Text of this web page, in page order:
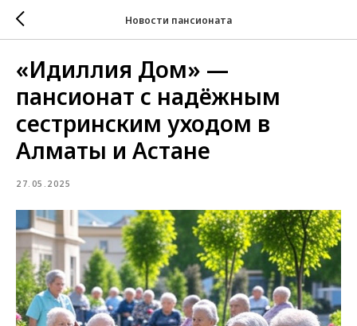
Новости пансионата
«Идиллия Дом» —
пансионат с надёжным
сестринским уходом в
Алматы и Астане
27.05.2025